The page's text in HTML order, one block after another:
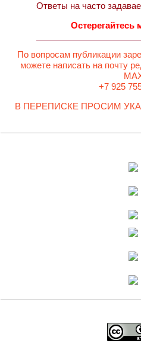
Ответы на часто
По вопросам публикации
можете написать на почту
+7 925
В ПЕРЕПИСКЕ ПРОСИМ